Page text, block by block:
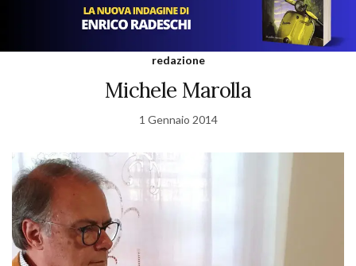
redazione
Michele Marolla
1 Gennaio 2014